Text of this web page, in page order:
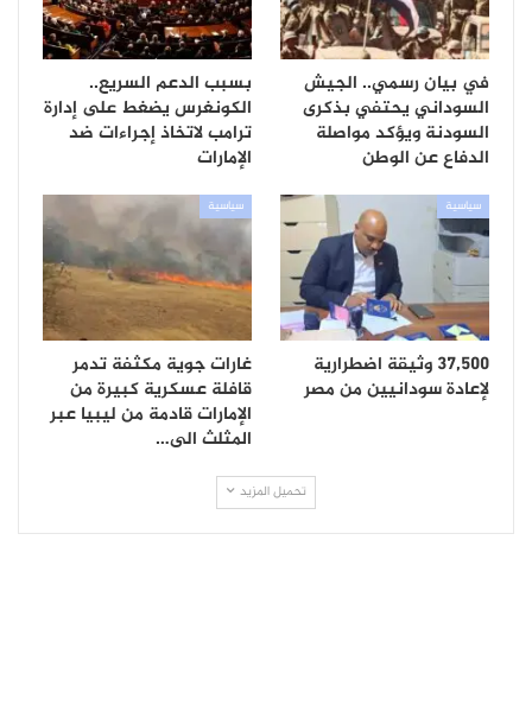
في بيان رسمي.. الجيش
السوداني يحتفي بذكرى
السودنة ويؤكد مواصلة
الدفاع عن الوطن
بسبب الدعم السريع..
الكونغرس يضغط على إدارة
ترامب لاتخاذ إجراءات ضد
الإمارات
سياسية
37,500 وثيقة اضطرارية
لإعادة سودانيين من مصر
سياسية
غارات جوية مكثفة تدمر
قافلة عسكرية كبيرة من
الإمارات قادمة من ليبيا عبر
المثلث الى…
تحميل المزيد